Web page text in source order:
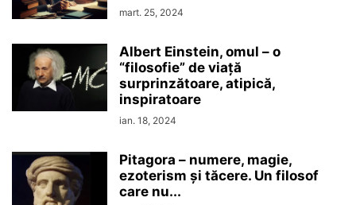
mart. 25, 2024
Albert Einstein, omul – o
“filosofie” de viaţă
surprinzătoare, atipică,
inspiratoare
ian. 18, 2024
Pitagora – numere, magie,
ezoterism şi tăcere. Un filosof
care nu...